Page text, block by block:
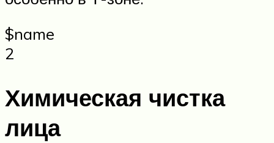
$name
2
Химическая чистка
лица